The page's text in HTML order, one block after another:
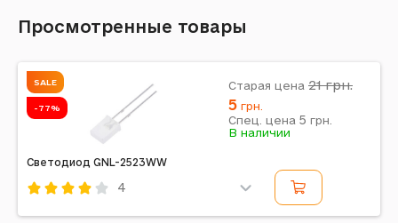
Просмотренные товары
SALE
-77%
Светодиод GNL-2523WW
4
Старая цена 21грн.
5 грн.
Спец. цена 5 грн.
В наличии